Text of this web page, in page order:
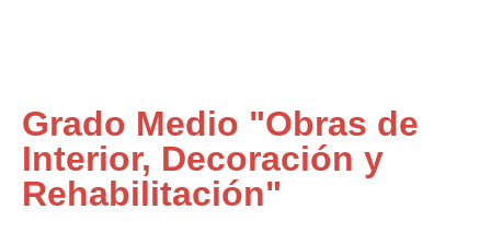
Grado Medio "Obras de
Interior, Decoración y
Rehabilitación"